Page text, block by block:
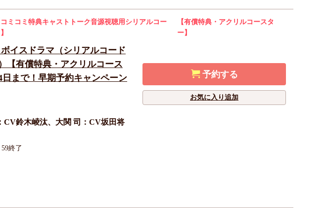
コミコミ特典キャストトーク音源視聴用シリアルコー
【有償特典・アクリルコースタ
ー】
イスドラマ（シリアルコード
【有償特典・アクリルコース
日まで！早期予約キャンペーン
CV鈴木崚汰、大関 司：CV坂田将
終了
予約する
お気に入り追加